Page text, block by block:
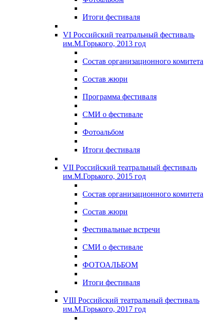
Итоги фестиваля
VI Российский театральный фестиваль
им.М.Горького, 2013 год
Состав организационного комитета
Состав жюри
Программа фестиваля
СМИ о фестивале
Фотоальбом
Итоги фестиваля
VII Российский театральный фестиваль
им.М.Горького, 2015 год
Состав организационного комитета
Состав жюри
Фестивальные встречи
СМИ о фестивале
ФОТОАЛЬБОМ
Итоги фестиваля
VIII Российский театральный фестиваль
им.М.Горького, 2017 год